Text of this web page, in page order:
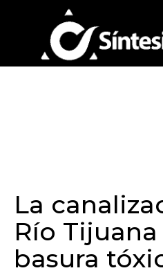
La
Río
basura